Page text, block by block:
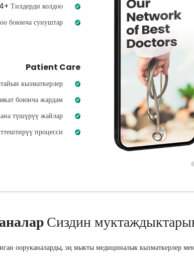
Тилдерди колдоо
боюнча сунуштар
Patient Care
кызматкерлер
боюнча жардам
түшүрүү жайлар
процесси
Сиздин
ооруканаларды, эң мыкты медициналык кызматкерлер